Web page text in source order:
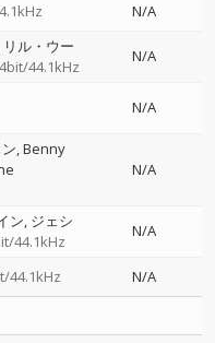
N/A
リル・ウー
44.1kHz
N/A
N/A
Benny
N/A
ン ジェシ
44.1kHz
N/A
44.1kHz N/A